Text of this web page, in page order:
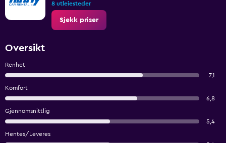
8 utleiesteder
Sjekk priser
Oversikt
Renhet
7,1
Komfort
6,8
Gjennomsnittlig
5,4
Hentes/Leveres